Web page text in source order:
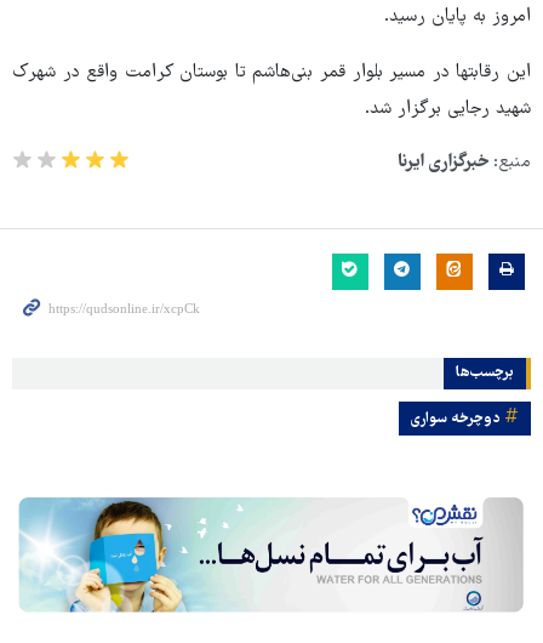
امروز به پایان رسید.
این رقابتها در مسیر بلوار قمر بنی‌هاشم تا بوستان کرامت واقع در شهرک
شهید رجایی برگزار شد.
منبع: خبرگزاری ایرنا
برچسب‌ها
دوچرخه سواری